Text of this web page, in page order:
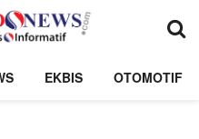
EKBIS OTOMOTIF